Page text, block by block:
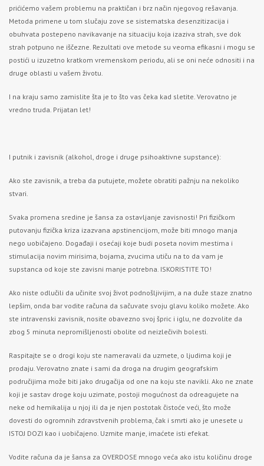
prićićemo vašem problemu na praktičan i brz način njegovog rešavanja.
Metoda primene u tom slučaju zove se sistematska desenzitizacija i
obuhvata postepeno navikavanje na situaciju koja izaziva strah, sve dok
strah potpuno ne iščezne. Rezultati ove metode su veoma efikasni i mogu se
postići u izuzetno kratkom vremenskom periodu, ali se oni neće odnositi i na
druge oblasti u vašem životu.
I na kraju samo zamislite šta je to što vas čeka kad sletite. Verovatno je
vredno truda. Prijatan let!
I putnik i zavisnik (alkohol, droge i druge psihoaktivne supstance):
Ako ste zavisnik, a treba da putujete, možete obratiti pažnju na nekoliko
stvari.
Svaka promena sredine je šansa za ostavljanje zavisnosti! Pri fizičkom
putovanju fizička kriza izazvana apstinencijom, može biti mnogo manja
nego uobičajeno. Događaji i osećaji koje budi poseta novim mestima i
stimulacija novim mirisima, bojama, zvucima utiču na to da vam je
supstanca od koje ste zavisni manje potrebna. ISKORISTITE TO!
Ako niste odlučili da učinite svoj život podnošljivijim, a na duže staze znatno
lepšim, onda bar vodite računa da sačuvate svoju glavu koliko možete. Ako
ste intravenski zavisnik, nosite obavezno svoj špric i iglu, ne dozvolite da
zbog 5 minuta nepromišljenosti obolite od neizlečivih bolesti.
Raspitajte se o drogi koju ste nameravali da uzmete, o ljudima koji je
prodaju. Verovatno znate i sami da droga na drugim geografskim
područijima može biti jako drugačija od one na koju ste navikli. Ako ne znate
koji je sastav droge koju uzimate, postoji mogućnost da odreagujete na
neke od hemikalija u njoj ili da je njen postotak čistoće veći, što može
dovesti do ogromnih zdravstvenih problema, čak i smrti ako je unesete u
ISTOJ DOZI kao i uobičajeno. Uzmite manje, imaćete isti efekat.
Vodite računa da je šansa za OVERDOSE mnogo veća ako istu količinu droge